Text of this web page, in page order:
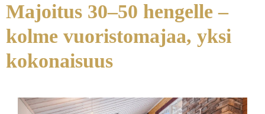
Majoitus 30–50 hengelle –
kolme vuoristomajaa, yksi
kokonaisuus